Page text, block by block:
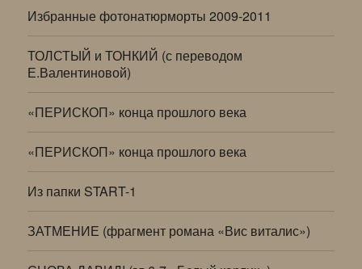
Избранные фотонатюрморты 2009-2011
ТОЛСТЫЙ и ТОНКИЙ (с переводом
Е.Валентиновой)
«ПЕРИСКОП» конца прошлого века
«ПЕРИСКОП» конца прошлого века
Из папки START-1
ЗАТМЕНИЕ (фрагмент романа «Вис виталис»)